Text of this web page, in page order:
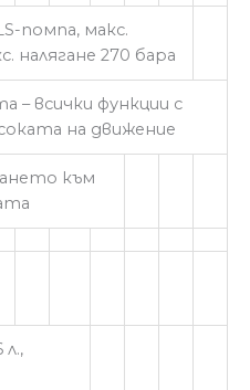
помпа, макс.
налягане 270 бара
– всички функции с
на движение
към